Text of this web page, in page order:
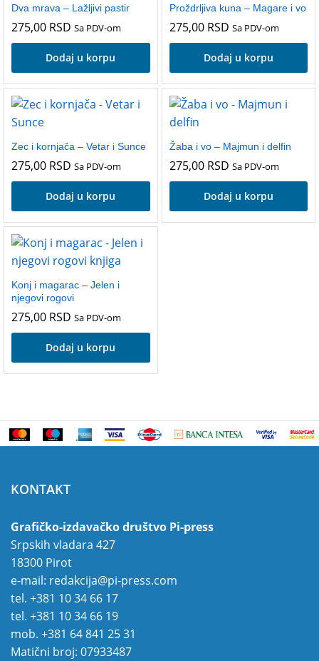
Dva mrava – Lažljivi pastir
275,00 RSD Sa PDV-om
Dodaj u korpu
Proždrljiva kuna – Magare i vo
275,00 RSD Sa PDV-om
Dodaj u korpu
Zec i kornjača – Vetar i Sunce
275,00 RSD Sa PDV-om
Dodaj u korpu
Žaba i vo – Majmun i delfin
275,00 RSD Sa PDV-om
Dodaj u korpu
Konj i magarac – Jelen i
njegovi rogovi
275,00 RSD Sa PDV-om
Dodaj u korpu
KONTAKT
Grafičko-izdavačko društvo Pi-press
Srpskih vladara 427
18300 Pirot
e-mail: redakcija@pi-press.com
tel. +381 10 34 66 17
tel. +381 10 34 66 19
mob. +381 64 841 25 31
Matični broj: 07933487